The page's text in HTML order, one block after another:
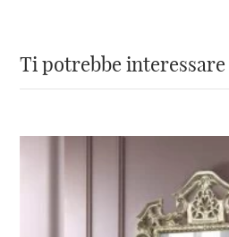
nostro specchio
argento in stile
un oggetto unico e
articoli prodotti
rigorosi standard produttivi,
di aiutarti a trovare la
Ti potrebbe interessare